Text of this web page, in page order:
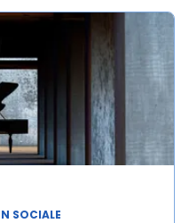
SOCIALE